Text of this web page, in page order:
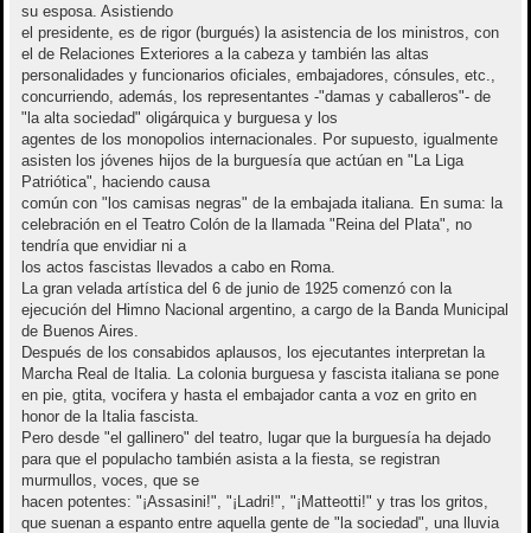
su esposa. Asistiendo
el presidente, es de rigor (burgués) la asistencia de los ministros, con
el de Relaciones Exteriores a la cabeza y también las altas
personalidades y funcionarios oficiales, embajadores, cónsules, etc.,
concurriendo, además, los representantes -"damas y caballeros"- de
"la alta sociedad" oligárquica y burguesa y los
agentes de los monopolios internacionales. Por supuesto, igualmente
asisten los jóvenes hijos de la burguesía que actúan en "La Liga
Patriótica", haciendo causa
común con "los camisas negras" de la embajada italiana. En suma: la
celebración en el Teatro Colón de la llamada "Reina del Plata", no
tendría que envidiar ni a
los actos fascistas llevados a cabo en Roma.
La gran velada artística del 6 de junio de 1925 comenzó con la
ejecución del Himno Nacional argentino, a cargo de la Banda Municipal
de Buenos Aires.
Después de los consabidos aplausos, los ejecutantes interpretan la
Marcha Real de Italia. La colonia burguesa y fascista italiana se pone
en pie, gtita, vocifera y hasta el embajador canta a voz en grito en
honor de la Italia fascista.
Pero desde "el gallinero" del teatro, lugar que la burguesía ha dejado
para que el populacho también asista a la fiesta, se registran
murmullos, voces, que se
hacen potentes: "¡Assasini!", "¡Ladri!", "¡Matteotti!" y tras los gritos,
que suenan a espanto entre aquella gente de "la sociedad", una lluvia